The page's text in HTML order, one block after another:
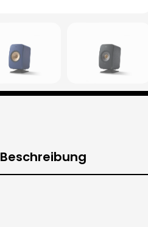
Beschreibung